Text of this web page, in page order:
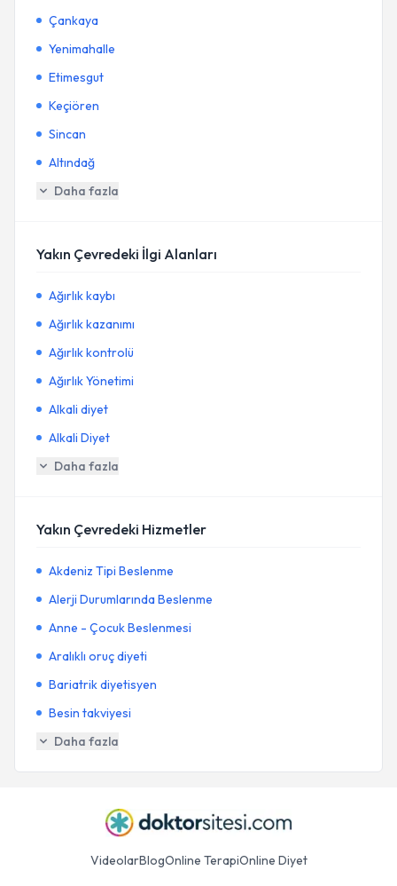
Çankaya
Yenimahalle
Etimesgut
Keçiören
Sincan
Altındağ
Daha fazla
Yakın Çevredeki İlgi Alanları
Ağırlık kaybı
Ağırlık kazanımı
Ağırlık kontrolü
Ağırlık Yönetimi
Alkali diyet
Alkali Diyet
Daha fazla
Yakın Çevredeki Hizmetler
Akdeniz Tipi Beslenme
Alerji Durumlarında Beslenme
Anne - Çocuk Beslenmesi
Aralıklı oruç diyeti
Bariatrik diyetisyen
Besin takviyesi
Daha fazla
VideolarBlogOnline TerapiOnline Diyet